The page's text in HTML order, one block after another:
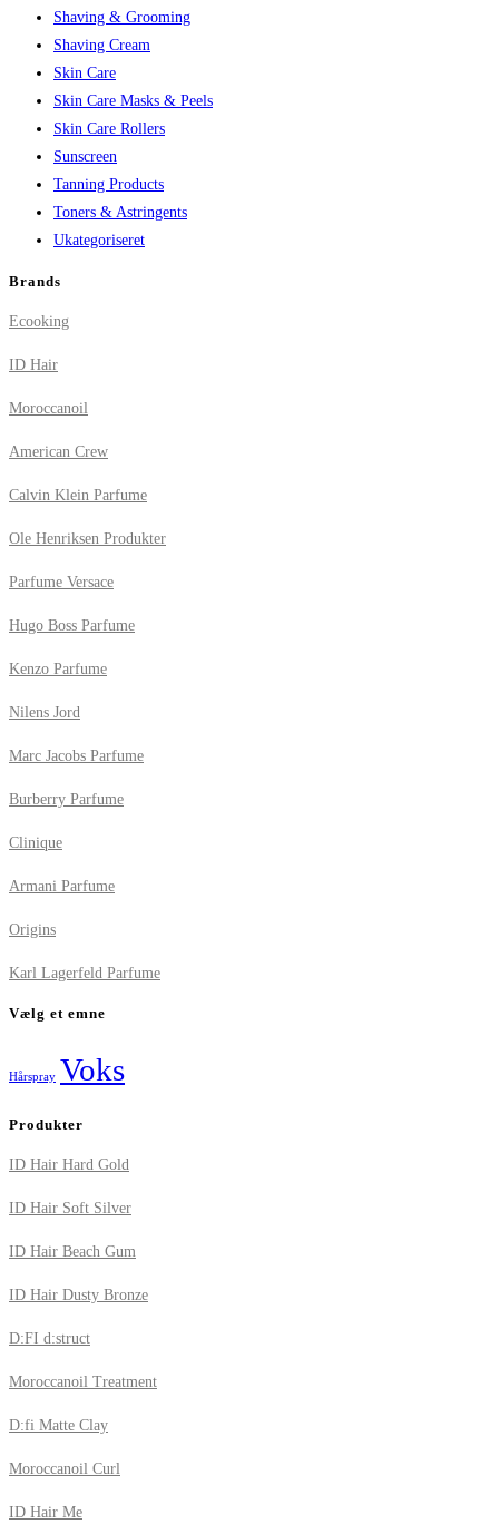
Shaving & Grooming
Shaving Cream
Skin Care
Skin Care Masks & Peels
Skin Care Rollers
Sunscreen
Tanning Products
Toners & Astringents
Ukategoriseret
Brands
Ecooking
ID Hair
Moroccanoil
American Crew
Calvin Klein Parfume
Ole Henriksen Produkter
Parfume Versace
Hugo Boss Parfume
Kenzo Parfume
Nilens Jord
Marc Jacobs Parfume
Burberry Parfume
Clinique
Armani Parfume
Origins
Karl Lagerfeld Parfume
Vælg et emne
Hårspray Voks
Produkter
ID Hair Hard Gold
ID Hair Soft Silver
ID Hair Beach Gum
ID Hair Dusty Bronze
D:FI d:struct
Moroccanoil Treatment
D:fi Matte Clay
Moroccanoil Curl
ID Hair Me